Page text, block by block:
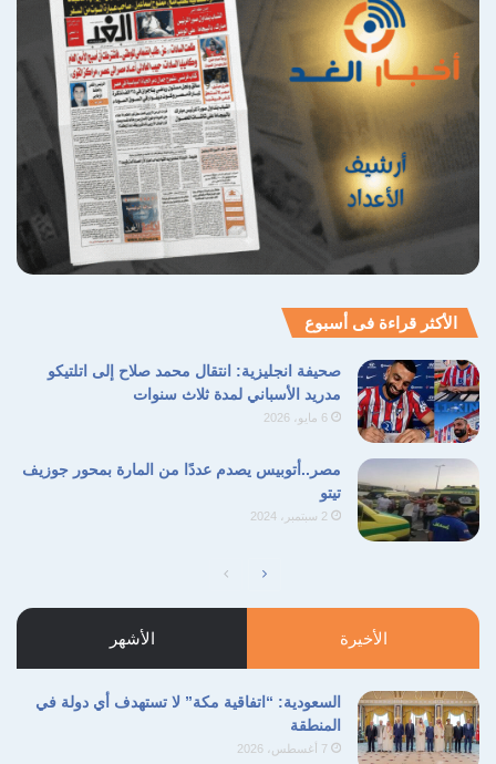
الأكثر قراءة فى أسبوع
صحيفة انجليزية: انتقال محمد صلاح إلى اتلتيكو
مدريد الأسباني لمدة ثلاث سنوات
6 مايو، 2026
مصر..أتوبيس يصدم عددًا من المارة بمحور جوزيف
تيتو
2 سبتمبر، 2024
الصفحة
السابقة
الصفحة
التالية
الأخيرة الأشهر
السعودية: “اتفاقية مكة” لا تستهدف أي دولة في
المنطقة
7 أغسطس، 2026